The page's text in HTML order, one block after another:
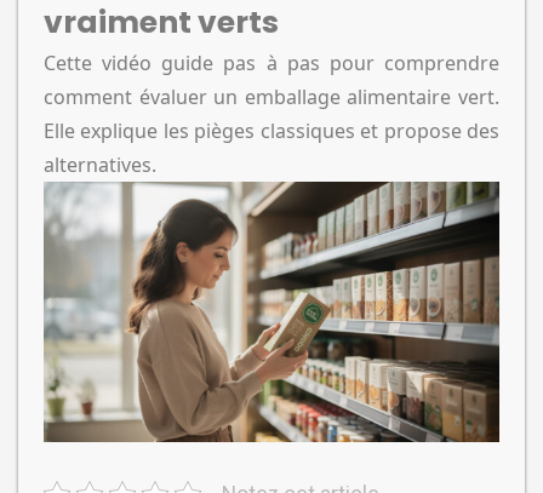
vraiment verts
Cette vidéo guide pas à pas pour comprendre
comment évaluer un emballage alimentaire vert.
Elle explique les pièges classiques et propose des
alternatives.